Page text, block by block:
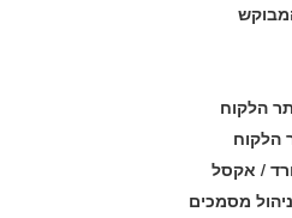
הלקוח
הלקוח
מסמכים